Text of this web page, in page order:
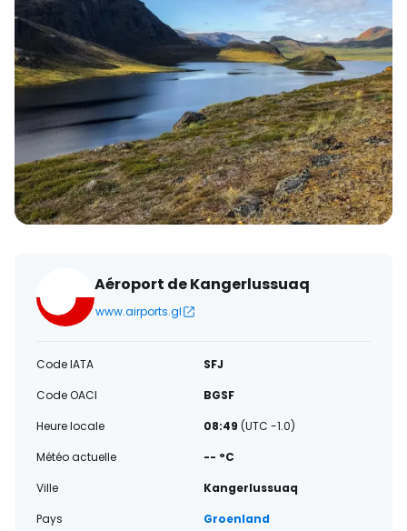
Aéroport de Kangerlussuaq
www.airports.gl
Code IATA
SFJ
Code OACI
BGSF
Heure locale
08:49 (UTC -1.0)
Météo actuelle
-- °C
Ville
Kangerlussuaq
Pays
Groenland
électronique